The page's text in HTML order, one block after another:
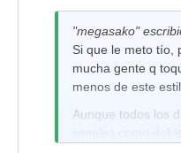
"megasako"
Si que le meto tío,
mucha gente q
menos de este
Aunque todos los
simples como